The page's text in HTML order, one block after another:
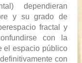
dependieran
y su grado de
fractal y
con la
el espacio público
con